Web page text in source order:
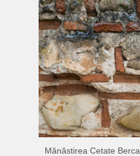
Mănăstirea Cetate Berca